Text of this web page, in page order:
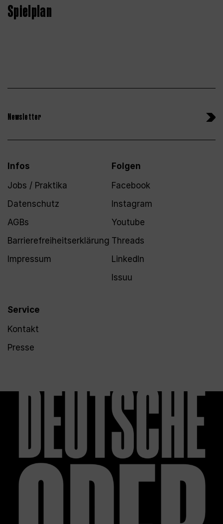
Spielplan
Newsletter
Infos
Jobs / Praktika
Datenschutz
AGBs
Barrierefreiheitserklärung
Impressum
Service
Kontakt
Presse
Folgen
Facebook
Instagram
Youtube
Threads
LinkedIn
Issuu